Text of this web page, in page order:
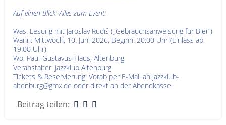
Auf einen Blick: Alles zum Event:
Was: Lesung mit Jaroslav Rudiš („Gebrauchsanweisung für Bier“)
Wann: Mittwoch, 10. Juni 2026, Beginn: 20:00 Uhr (Einlass ab
19:00 Uhr)
Wo: Paul-Gustavus-Haus, Altenburg
Veranstalter: Jazzklub Altenburg
Tickets & Reservierung: Vorab per E-Mail an jazzklub-
altenburg@gmx.de oder direkt an der Abendkasse.
Beitrag teilen: